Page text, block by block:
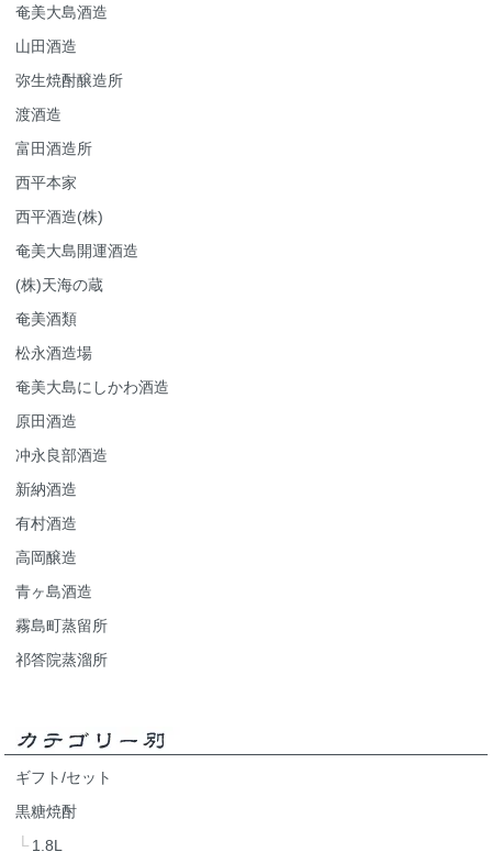
奄美大島酒造
山田酒造
弥生焼酎醸造所
渡酒造
富田酒造所
西平本家
西平酒造(株)
奄美大島開運酒造
(株)天海の蔵
奄美酒類
松永酒造場
奄美大島にしかわ酒造
原田酒造
冲永良部酒造
新納酒造
有村酒造
高岡醸造
青ヶ島酒造
霧島町蒸留所
祁答院蒸溜所
ギフト/セット
黒糖焼酎
1.8L